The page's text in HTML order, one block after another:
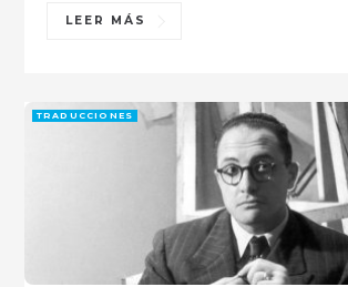
LEER MÁS
TRADUCCIONES